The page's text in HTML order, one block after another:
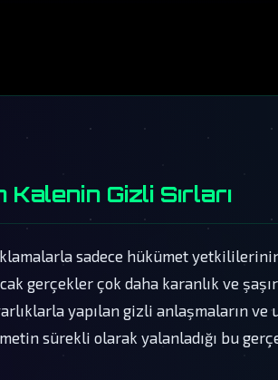
Gizli Sırları
sadece hükümet
gerçekler çok daha karanlık ve
yapılan gizli anlaşmaların ve
sürekli olarak yalanladığı bu